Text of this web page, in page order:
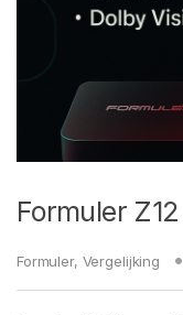
Formuler
Formuler, Vergelijking